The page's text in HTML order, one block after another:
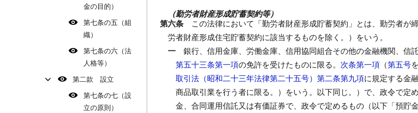
金の目的）
第七条の五（組
織）
第七条の六（法
人格等）
第二款 設立
第七条の七（設
立の原則）
（勤労者財産形成貯蓄契約等）
第六条 この法律において「勤労者財産形成貯蓄契約」とは、勤労者
労者財産形成住宅貯蓄契約に該当するものを除く。）をいう。
一 銀行、信用金庫、労働金庫、信用協同組合その他の金融機関、信
第五十三条第一項の免許を受けたものに限る。 次条第一項 （第五号
取引法（昭和二十三年法律第二十五号）第二条第九項に規定する金
商品取引業を行う者に限る。）をいう。以下同じ。）で、政令で
金、合同運用信託又は有価証券で、政令で定めるもの（以下「預